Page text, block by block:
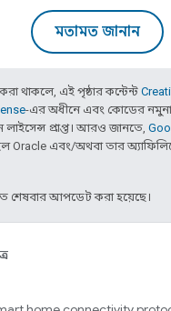
মতামত জানান
থাকলে, এই পৃষ্ঠার কন্টেন্ট
-এর অধীনে এবং কোডের
প্রাপ্ত। আরও জানতে,
Oracle এবং/অথবা তার
শেষবার আপডেট করা হয়েছে।